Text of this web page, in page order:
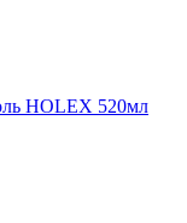
HOLEX 520мл